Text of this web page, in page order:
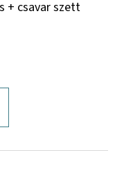
+ csavar szett